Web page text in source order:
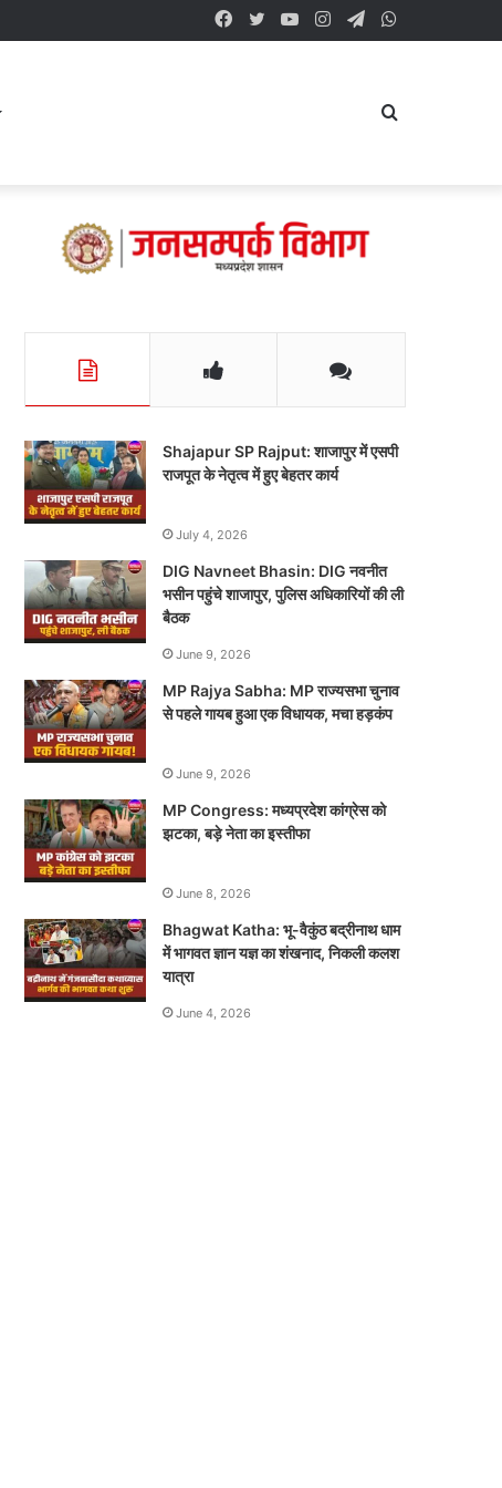
Telegram
Instagram
YouTube
Twitter
Facebook
Search
Shajapur SP Rajput: शाजापुर में एसपी
राजपूत के नेतृत्व में हुए बेहतर कार्य
July 4, 2026
DIG Navneet Bhasin: DIG नवनीत
भसीन पहुंचे शाजापुर, पुलिस अधिकारियों की ली
बैठक
June 9, 2026
MP Rajya Sabha: MP राज्यसभा चुनाव
से पहले गायब हुआ एक विधायक, मचा हड़कंप
June 9, 2026
MP Congress: मध्यप्रदेश कांग्रेस को
झटका, बड़े नेता का इस्तीफा
June 8, 2026
Bhagwat Katha: भू-वैकुंठ बद्रीनाथ धाम
में भागवत ज्ञान यज्ञ का शंखनाद, निकली कलश
यात्रा
June 4, 2026